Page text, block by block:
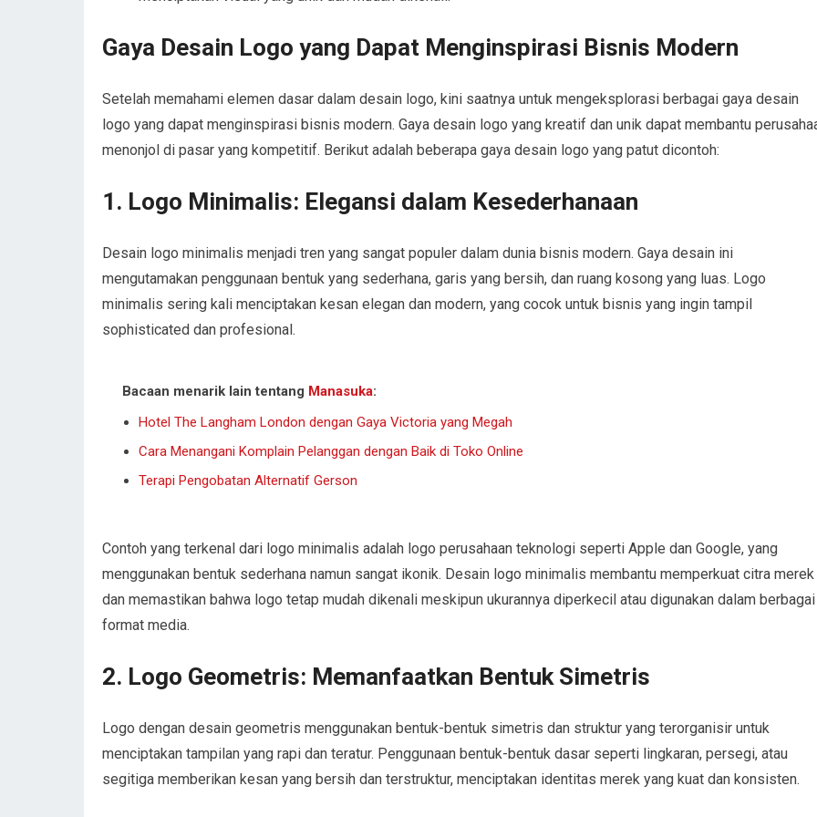
Gaya Desain Logo yang Dapat Menginspirasi Bisnis Modern
Setelah memahami elemen dasar dalam desain logo, kini saatnya untuk mengeksplorasi berbagai gaya desain
logo yang dapat menginspirasi bisnis modern. Gaya desain logo yang kreatif dan unik dapat membantu
menonjol di pasar yang kompetitif. Berikut adalah beberapa gaya desain logo yang patut dicontoh:
1. Logo Minimalis: Elegansi dalam Kesederhanaan
Desain logo minimalis menjadi tren yang sangat populer dalam dunia bisnis modern. Gaya desain ini
mengutamakan penggunaan bentuk yang sederhana, garis yang bersih, dan ruang kosong yang luas. Logo
minimalis sering kali menciptakan kesan elegan dan modern, yang cocok untuk bisnis yang ingin tampil
sophisticated dan profesional.
Bacaan menarik lain tentang Manasuka:
Hotel The Langham London dengan Gaya Victoria yang Megah
Cara Menangani Komplain Pelanggan dengan Baik di Toko Online
Terapi Pengobatan Alternatif Gerson
Contoh yang terkenal dari logo minimalis adalah logo perusahaan teknologi seperti Apple dan Google, yang
menggunakan bentuk sederhana namun sangat ikonik. Desain logo minimalis membantu memperkuat citra merek
dan memastikan bahwa logo tetap mudah dikenali meskipun ukurannya diperkecil atau digunakan dalam berbagai
format media.
2. Logo Geometris: Memanfaatkan Bentuk Simetris
Logo dengan desain geometris menggunakan bentuk-bentuk simetris dan struktur yang terorganisir untuk
menciptakan tampilan yang rapi dan teratur. Penggunaan bentuk-bentuk dasar seperti lingkaran, persegi, atau
segitiga memberikan kesan yang bersih dan terstruktur, menciptakan identitas merek yang kuat dan konsisten.